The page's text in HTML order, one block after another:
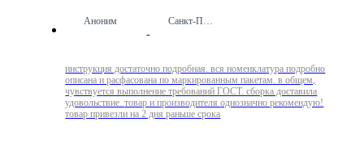
Аноним Санкт-Петербург
инструкция достаточно подробная. вся номенклатура подробно
описана и расфасована по маркированным пакетам. в общем,
чувствуется выполнение требований ГОСТ. сборка доставила
удовольствие. товар и производителя однозначно рекомендую!
товар привезли на 2 дня раньше срока